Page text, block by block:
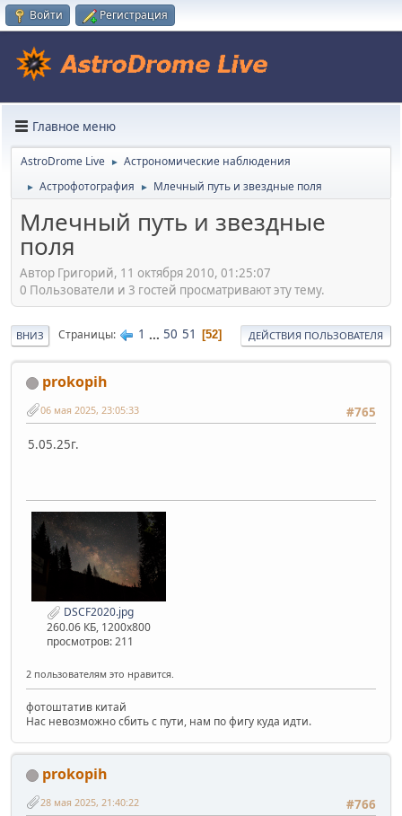
Войти Регистрация
Главное меню
AstroDrome Live ► Астрономические наблюдения
► Астрофотография ► Млечный путь и звездные поля
Млечный путь и звездные
поля
Автор Григорий, 11 октября 2010, 01:25:07
0 Пользователи и 3 гостей просматривают эту тему.
ВНИЗ Страницы 1 ... 50 51 52 ДЕЙСТВИЯ ПОЛЬЗОВАТЕЛЯ
prokopih
#765
06 мая 2025, 23:05:33
5.05.25г.
DSCF2020.jpg
260.06 КБ, 1200x800
просмотров: 211
2 пользователям это нравится.
фотоштатив китай
Нас невозможно сбить с пути, нам по фигу куда идти.
prokopih
#766
28 мая 2025, 21:40:22